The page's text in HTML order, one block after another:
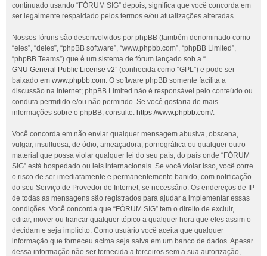
continuado usando “FÓRUM SIG” depois, significa que você concorda em
ser legalmente respaldado pelos termos e/ou atualizações alteradas.
Nossos fóruns são desenvolvidos por phpBB (também denominado como
“eles”, “deles”, “phpBB software”, “www.phpbb.com”, “phpBB Limited”,
“phpBB Teams”) que é um sistema de fórum lançado sob a “
GNU General Public License v2” (conhecida como “GPL”) e pode ser
baixado em www.phpbb.com. O software phpBB somente facilita a
discussão na internet; phpBB Limited não é responsável pelo conteúdo ou
conduta permitido e/ou não permitido. Se você gostaria de mais
informações sobre o phpBB, consulte: https://www.phpbb.com/.
Você concorda em não enviar qualquer mensagem abusiva, obscena,
vulgar, insultuosa, de ódio, ameaçadora, pornográfica ou qualquer outro
material que possa violar qualquer lei do seu país, do país onde “FÓRUM
SIG” está hospedado ou leis internacionais. Se você violar isso, você corre
o risco de ser imediatamente e permanentemente banido, com notificação
do seu Serviço de Provedor de Internet, se necessário. Os endereços de IP
de todas as mensagens são registrados para ajudar a implementar essas
condições. Você concorda que “FÓRUM SIG” tem o direito de excluir,
editar, mover ou trancar qualquer tópico a qualquer hora que eles assim o
decidam e seja implícito. Como usuário você aceita que qualquer
informação que forneceu acima seja salva em um banco de dados. Apesar
dessa informação não ser fornecida a terceiros sem a sua autorização,